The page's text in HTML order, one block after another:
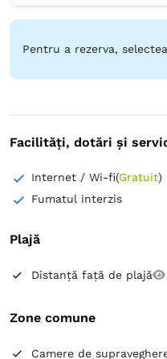
Frigider în cameră
Pentru a rezerva,
Facilități, dotări și
Internet / Wi-fi(Gratuit)
Fumatul interzis
Plajă
Distanță față de plajă
Zone comune
Camere de